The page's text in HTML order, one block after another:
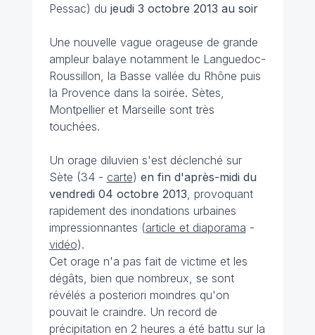
Pessac) du jeudi 3 octobre 2013 au soir
Une nouvelle vague orageuse de grande
ampleur balaye notamment le Languedoc-
Roussillon, la Basse vallée du Rhône puis
la Provence dans la soirée. Sètes,
Montpellier et Marseille sont très
touchées.
Un orage diluvien s'est déclenché sur
Sète (34 - carte) en fin d'après-midi du
vendredi 04 octobre 2013, provoquant
rapidement des inondations urbaines
impressionnantes (article et diaporama -
vidéo).
Cet orage n'a pas fait de victime et les
dégâts, bien que nombreux, se sont
révélés a posteriori moindres qu'on
pouvait le craindre. Un record de
précipitation en 2 heures a été battu sur la